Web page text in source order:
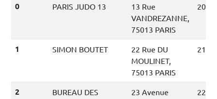
0
PARIS JUDO 13
13 Rue
VANDREZANNE,
75013 PARIS
200
1 SIMON BOUTET
22 Rue DU
MOULINET,
75013 PARIS
210
2
BUREAU DES
23 Avenue
220